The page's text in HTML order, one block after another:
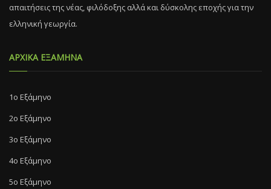
απαιτήσεις της νέας, φιλόδοξης αλλά και δύσκολης εποχής για την
ελληνική γεωργία.
ΑΡΧΙΚΑ ΕΞΑΜΗΝΑ
1ο Εξάμηνο
2ο Εξάμηνο
3ο Εξάμηνο
4ο Εξάμηνο
5ο Εξάμηνο